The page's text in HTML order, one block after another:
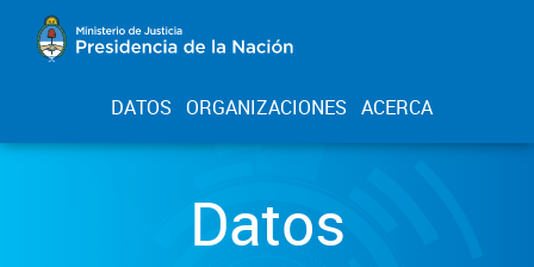
DATOS ORGANIZACIONES ACERCA
Datos